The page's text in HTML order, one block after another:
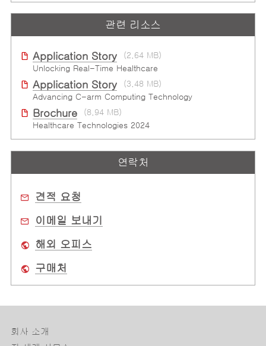
관련 리소스
Application Story
(2.64 MB)
Unlocking Real-Time Healthcare
Application Story
(3.48 MB)
Advancing C-arm Computing Technology
Brochure
(8.94 MB)
Healthcare Technologies 2024
연락처
견적 요청
이메일 보내기
해외 오피스
구매처
회사 소개